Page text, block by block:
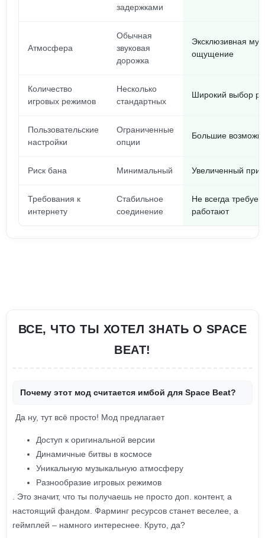
задержками
Атмосфера
Обычная
звуковая
дорожка
Эксклюзивная
ощущение
Количество
игровых режимов
Несколько
стандартных
Широкий выбор
Пользовательские
настройки
Ограниченные
опции
Большие
Риск бана Минимальный Увеличенный при
Требования к
интернету
Стабильное
соединение
Не всегда
работают
ВСЕ, ЧТО ТЫ ХОТЕЛ ЗНАТЬ О SPACE
BEAT!
Почему этот мод считается имбой для Space Beat?
Да ну, тут всё просто! Мод предлагает
Доступ к оригинальной версии
Динамичные битвы в космосе
Уникальную музыкальную атмосферу
Разнообразие игровых режимов
. Это значит, что ты получаешь не просто доп. контент, а
настоящий фандом. Фарминг ресурсов станет веселее, а
геймплей – намного интереснее. Круто, да?